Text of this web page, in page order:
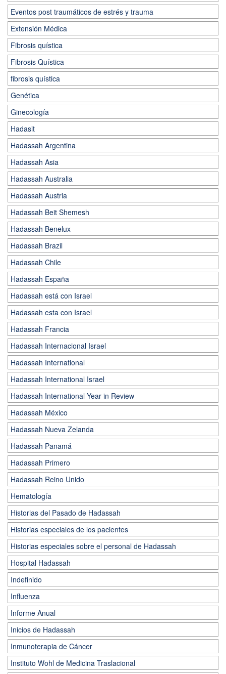
Eventos post traumáticos de estrés y trauma
Extensión Médica
Fibrosis quística
Fibrosis Quística
fibrosis quística
Genética
Ginecología
Hadasit
Hadassah Argentina
Hadassah Asia
Hadassah Australia
Hadassah Austria
Hadassah Beit Shemesh
Hadassah Benelux
Hadassah Brazil
Hadassah Chile
Hadassah España
Hadassah está con Israel
Hadassah esta con Israel
Hadassah Francia
Hadassah Internacional Israel
Hadassah International
Hadassah International Israel
Hadassah International Year in Review
Hadassah México
Hadassah Nueva Zelanda
Hadassah Panamá
Hadassah Primero
Hadassah Reino Unido
Hematología
Historias del Pasado de Hadassah
Historias especiales de los pacientes
Historias especiales sobre el personal de Hadassah
Hospital Hadassah
Indefinido
Influenza
Informe Anual
Inicios de Hadassah
Inmunoterapia de Cáncer
Instituto Wohl de Medicina Traslacional